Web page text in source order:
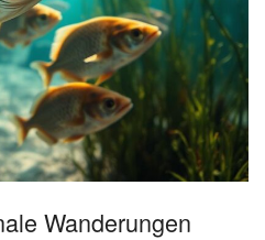
Wanderungen